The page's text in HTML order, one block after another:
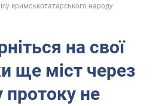
кримськотатарського народу
на свої
ще міст через
протоку не